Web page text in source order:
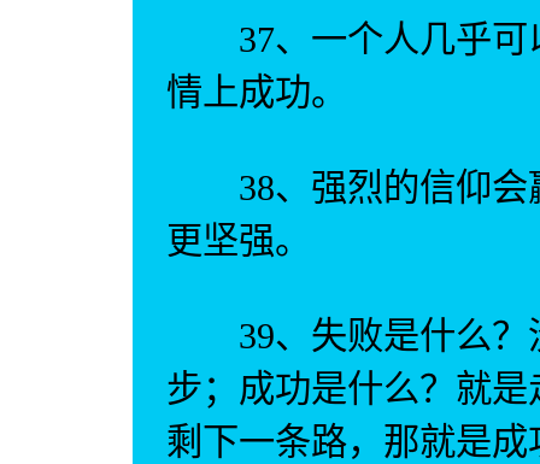
37、一个人几乎可
情上成功。
38、强烈的信仰会
更坚强。
39、失败是什么？
步；成功是什么？就
剩下一条路，那就是成